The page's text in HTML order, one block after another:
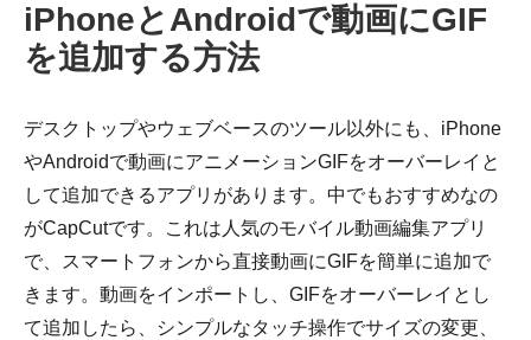
iPhoneとAndroidで動画にGIF
を追加する方法
デスクトップやウェブベースのツール以外にも、iPhone
やAndroidで動画にアニメーションGIFをオーバーレイと
して追加できるアプリがあります。中でもおすすめなの
がCapCutです。これは人気のモバイル動画編集アプリ
で、スマートフォンから直接動画にGIFを簡単に追加で
きます。動画をインポートし、GIFをオーバーレイとし
て追加したら、シンプルなタッチ操作でサイズの変更、